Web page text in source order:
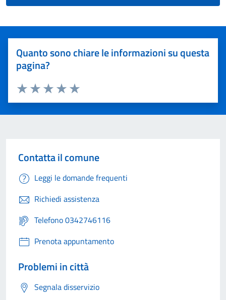
Quanto sono chiare le informazioni su questa
pagina?
Valuta 5 stelle su 5
Valuta 4 stelle su 5
Valuta 3 stelle su 5
Valuta 2 stelle su 5
Valuta 1 stelle su 5
Contatta il comune
Leggi le domande frequenti
Richiedi assistenza
Telefono 0342746116
Prenota appuntamento
Problemi in città
Segnala disservizio